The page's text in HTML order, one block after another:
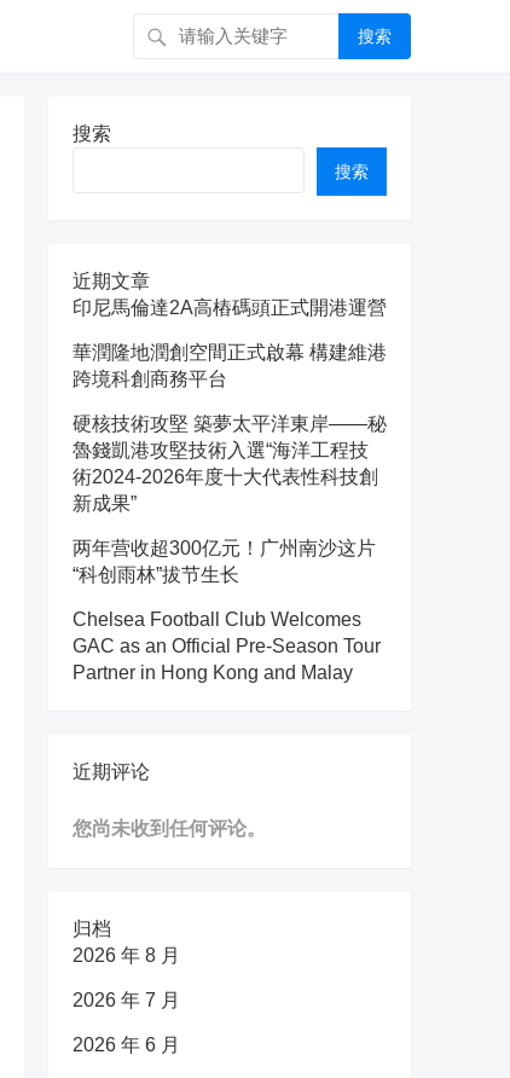
搜索
搜索
搜索
近期文章
印尼馬倫達2A高樁碼頭正式開港運營
華潤隆地潤創空間正式啟幕 構建維港
跨境科創商務平台
硬核技術攻堅 築夢太平洋東岸——秘
魯錢凱港攻堅技術入選“海洋工程技
術2024-2026年度十大代表性科技創
新成果”
两年营收超300亿元！广州南沙这片
“科创雨林”拔节生长
Chelsea Football Club Welcomes
GAC as an Official Pre-Season Tour
Partner in Hong Kong and Malay
近期评论
您尚未收到任何评论。
归档
2026 年 8 月
2026 年 7 月
2026 年 6 月